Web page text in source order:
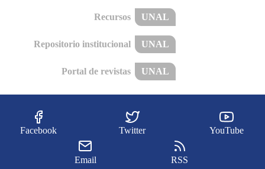
Recursos UNAL
Repositorio institucional UNAL
Portal de revistas UNAL
Facebook Twitter YouTube
Email RSS